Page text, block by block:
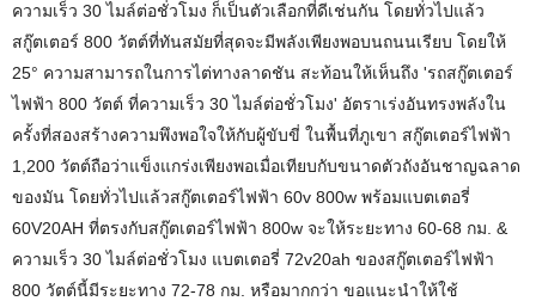
ความเร็ว 30 ไมล์ต่อชั่วโมง ก็เป็นตัวเลือกที่ดีเช่นกัน โดยทั่วไปแล้ว
สกู๊ตเตอร์ 800 วัตต์ที่ทันสมัยที่สุดจะมีพลังเพียงพอบนถนนเรียบ โดยให้
25° ความสามารถในการไต่ทางลาดชัน สะท้อนให้เห็นถึง 'รถสกู๊ตเตอร์
ไฟฟ้า 800 วัตต์ ที่ความเร็ว 30 ไมล์ต่อชั่วโมง' อัตราเร่งอันทรงพลังใน
ครั้งที่สองสร้างความพึงพอใจให้กับผู้ขับขี่ ในพื้นที่ภูเขา สกู๊ตเตอร์ไฟฟ้า
1,200 วัตต์ถือว่าแข็งแกร่งเพียงพอเมื่อเทียบกับขนาดตัวถังอันชาญฉลาด
ของมัน โดยทั่วไปแล้วสกู๊ตเตอร์ไฟฟ้า 60v 800w พร้อมแบตเตอรี่
60V20AH ที่ตรงกับสกู๊ตเตอร์ไฟฟ้า 800w จะให้ระยะทาง 60-68 กม. &
ความเร็ว 30 ไมล์ต่อชั่วโมง แบตเตอรี่ 72v20ah ของสกู๊ตเตอร์ไฟฟ้า
800 วัตต์นี้มีระยะทาง 72-78 กม. หรือมากกว่า ขอแนะนำให้ใช้